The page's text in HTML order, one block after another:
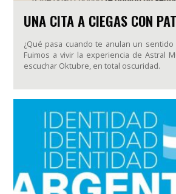
UNA CITA A CIEGAS CON
¿Qué pasa cuando te anulan un
Fuimos a vivir la experiencia de Astral
escuchar Oktubre, en total oscuridad.